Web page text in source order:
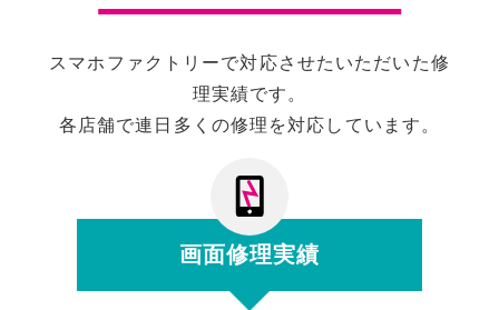
スマホファクトリーで対応させたいただいた修
理実績です。
各店舗で連日多くの修理を対応しています。
画面修理実績